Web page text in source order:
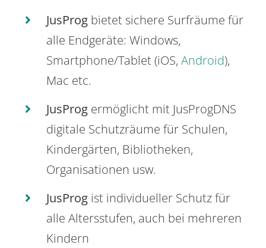
JusProg bietet sichere Surfräume für
alle Endgeräte: Windows,
Smartphone/Tablet (iOS, Android),
Mac etc.
JusProg ermöglicht mit JusProgDNS
digitale Schutzräume für Schulen,
Kindergärten, Bibliotheken,
Organisationen usw.
JusProg ist individueller Schutz für
alle Altersstufen, auch bei mehreren
Kindern